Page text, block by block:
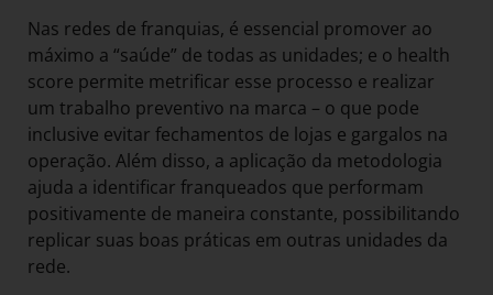
Nas redes de franquias, é essencial promover ao
máximo a “saúde” de todas as unidades; e o health
score permite metrificar esse processo e realizar
um trabalho preventivo na marca – o que pode
inclusive evitar fechamentos de lojas e gargalos na
operação. Além disso, a aplicação da metodologia
ajuda a identificar franqueados que performam
positivamente de maneira constante, possibilitando
replicar suas boas práticas em outras unidades da
rede.